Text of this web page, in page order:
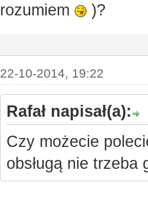
rozumiem
)?
22-10-2014, 19:22
Rafał napisał(a):
Czy możecie
obsługą nie trzeba